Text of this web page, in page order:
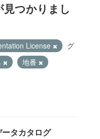
つかりまし
License
グ
地番
ータカタログ